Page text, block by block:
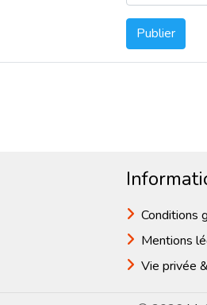
Publier
Conditions
Mentions
Vie privée